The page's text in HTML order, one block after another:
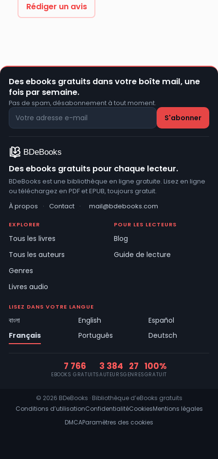
Rédiger un avis
Des ebooks gratuits dans votre boîte mail, une
fois par semaine.
Pas de spam, désabonnement à tout moment.
Des ebooks gratuits pour chaque lecteur.
BDeBooks est une bibliothèque en ligne gratuite. Lisez en ligne
ou téléchargez en PDF et EPUB, toujours gratuit.
À propos
· Contact · mail@bdebooks.com
EXPLORER
Tous les livres
Tous les auteurs
Genres
Livres audio
POUR LES LECTEURS
Blog
Guide de lecture
LISEZ DANS VOTRE LANGUE
বাংলা English
Español
Français
Português Deutsch
7 766
EBOOKS GRATUITS
3 384
AUTEURS
27
GENRES
100%
GRATUIT
© 2026 BDeBooks · Bibliothèque d’eBooks gratuits
Conditions d’utilisationConfidentialitéCookiesMentions légales
DMCAParamètres des cookies